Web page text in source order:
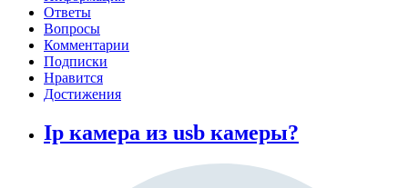
Ответы
Вопросы
Комментарии
Подписки
Нравится
Достижения
Ip камера из usb камеры?